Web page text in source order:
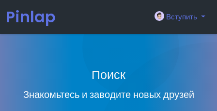
Pinlap Вступить
Поиск
Знакомьтесь и заводите новых друзей